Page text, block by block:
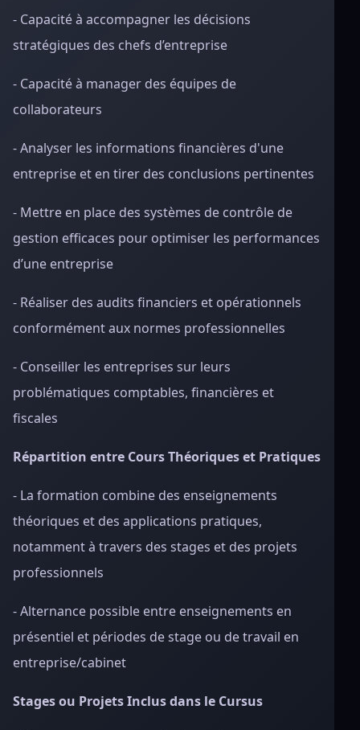
- Capacité à accompagner les décisions
stratégiques des chefs d’entreprise
- Capacité à manager des équipes de
collaborateurs
- Analyser les informations financières d'une
entreprise et en tirer des conclusions pertinentes
- Mettre en place des systèmes de contrôle de
gestion efficaces pour optimiser les performances
d’une entreprise
- Réaliser des audits financiers et opérationnels
conformément aux normes professionnelles
- Conseiller les entreprises sur leurs
problématiques comptables, financières et
fiscales
Répartition entre Cours Théoriques et Pratiques
- La formation combine des enseignements
théoriques et des applications pratiques,
notamment à travers des stages et des projets
professionnels
- Alternance possible entre enseignements en
présentiel et périodes de stage ou de travail en
entreprise/cabinet
Stages ou Projets Inclus dans le Cursus